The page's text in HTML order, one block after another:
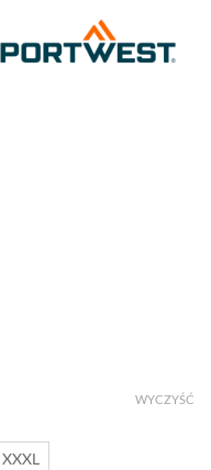
XXXL
WYCZYŚĆ